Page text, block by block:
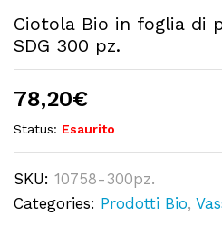
Ciotola Bio in foglia di
SDG 300 pz.
78,20€
Status: Esaurito
SKU: 10758-300pz.
Categories: Prodotti Bio,